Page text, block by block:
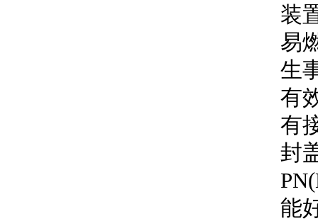
装
易
生
有
有
封
能